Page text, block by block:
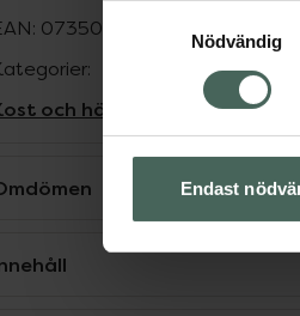
Nödvändig
Endast
07350116310498
och hälsa Kosttillskott